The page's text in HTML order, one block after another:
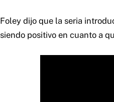
Foley dijo que la seria
siendo positivo en cuanto a